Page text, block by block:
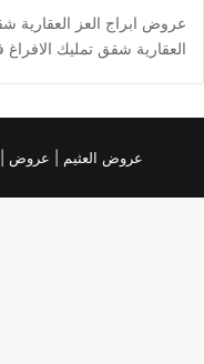
عروض ابراج العز العقارية
العقارية شقق تمليك الافراغ
عروض العثيم عروض